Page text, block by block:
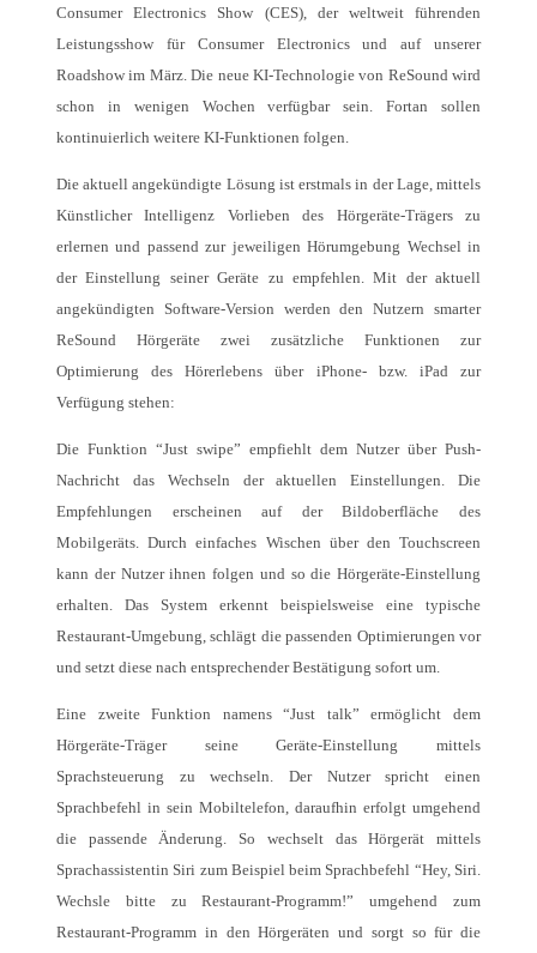
Consumer
Electronics Show (CES), der weltweit führenden
Leistungsshow für Consumer Electronics und auf unserer
Roadshow im März. Die neue KI-Technologie von ReSound wird
schon in wenigen Wochen verfügbar sein. Fortan sollen
kontinuierlich weitere KI-Funktionen folgen.
Die aktuell angekündigte Lösung ist erstmals in der Lage, mittels
Künstlicher Intelligenz Vorlieben des Hörgeräte-Trägers zu
erlernen und passend zur jeweiligen Hörumgebung Wechsel in
der Einstellung seiner Geräte zu empfehlen. Mit der aktuell
angekündigten Software-Version werden den Nutzern smarter
ReSound Hörgeräte zwei zusätzliche Funktionen zur
Optimierung des Hörerlebens über iPhone- bzw. iPad zur
Verfügung stehen:
Die Funktion “Just swipe” empfiehlt dem Nutzer über Push-
Nachricht das Wechseln der aktuellen Einstellungen. Die
Empfehlungen erscheinen auf der Bildoberfläche des
Mobilgeräts. Durch einfaches Wischen über den Touchscreen
kann der Nutzer ihnen folgen und so die Hörgeräte-Einstellung
erhalten. Das System erkennt beispielsweise eine typische
Restaurant-Umgebung, schlägt die passenden Optimierungen vor
und setzt diese nach entsprechender Bestätigung sofort um.
Eine zweite Funktion namens “Just talk” ermöglicht dem
Hörgeräte-Träger seine Geräte-Einstellung mittels
Sprachsteuerung zu wechseln. Der Nutzer spricht einen
Sprachbefehl in sein Mobiltelefon, daraufhin erfolgt umgehend
die passende Änderung. So wechselt das Hörgerät mittels
Sprachassistentin Siri zum Beispiel beim Sprachbefehl “Hey, Siri.
Wechsle bitte zu Restaurant-Programm!” umgehend zum
Restaurant-Programm in den Hörgeräten und sorgt so für die